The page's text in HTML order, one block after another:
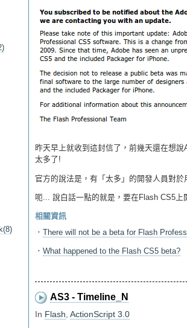
昨天早上就收到這封信了，前幾天還在想
太多了!
官方的說法是，有「太多」的開發人員對
呃... 說白話一點的就是，要在Flash CS5
相關資訊
． There will not be a beta for Flash
． What happened to the Flash CS5 beta?
AS3 - Timeline_N
In Flash, ActionScript 3.0